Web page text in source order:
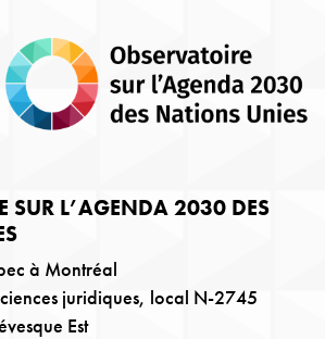
SUR L’AGENDA 2030 DES
à Montréal
juridiques, local N-2745
Est